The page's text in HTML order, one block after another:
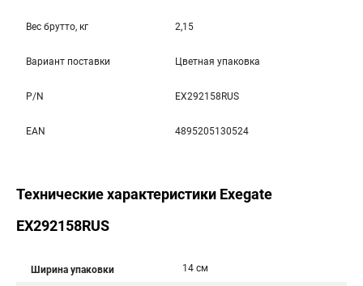
Вес брутто, кг 2,15
Вариант поставки Цветная упаковка
P/N EX292158RUS
EAN 4895205130524
Технические характеристики Exegate
EX292158RUS
Ширина упаковки 14 см